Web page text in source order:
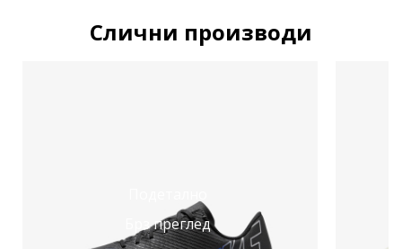
Слични производи
Брз преглед